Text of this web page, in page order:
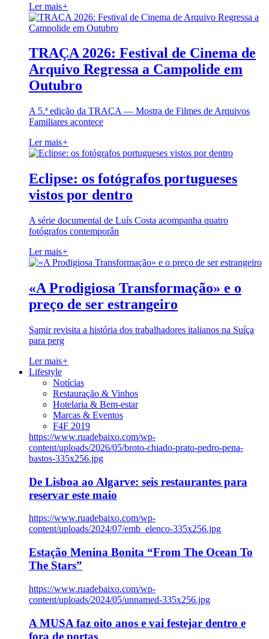
Ler mais+
TRAÇA 2026: Festival de Cinema de
Arquivo Regressa a Campolide em
Outubro
A 5.ª edição da TRAÇA — Mostra de Filmes de Arquivos
Familiares acontece
Ler mais+
Eclipse: os fotógrafos portugueses
vistos por dentro
A série documental de Luís Costa acompanha quatro
fotógrafos contemporân
Ler mais+
«A Prodigiosa Transformação» e o
preço de ser estrangeiro
Samir revisita a história dos trabalhadores italianos na Suíça
para perg
Ler mais+
Lifestyle
Notícias
Restauração & Vinhos
Hotelaria & Bem-estar
Marcas & Eventos
F4F 2019
https://www.ruadebaixo.com/wp-
content/uploads/2026/05/broto-chiado-prato-pedro-pena-
bastos-335x256.jpg
De Lisboa ao Algarve: seis restaurantes para
reservar este maio
https://www.ruadebaixo.com/wp-
content/uploads/2024/07/emb_elenco-335x256.jpg
Estação Menina Bonita “From The Ocean To
The Stars”
https://www.ruadebaixo.com/wp-
content/uploads/2024/05/unnamed-335x256.jpg
A MUSA faz oito anos e vai festejar dentro e
fora de portas